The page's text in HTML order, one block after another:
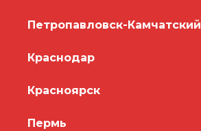
Петропавловск-Камчатский
Краснодар
Красноярск
Пермь